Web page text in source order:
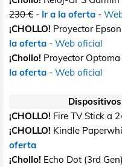
230 € - Ir a la oferta -
¡CHOLLO! Proyector
la oferta - Web oficial
¡Chollo! Proyector
la oferta - Web oficial
¡CHOLLO! Fire TV Stick a
¡CHOLLO! Kindle
oferta
¡Chollo! Echo Dot (3rd